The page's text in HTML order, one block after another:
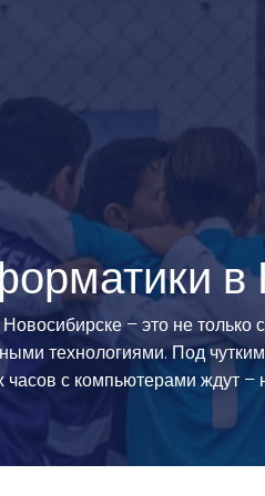
виды
спорта
– это не
технологиями. Под
с компьютерами ждут